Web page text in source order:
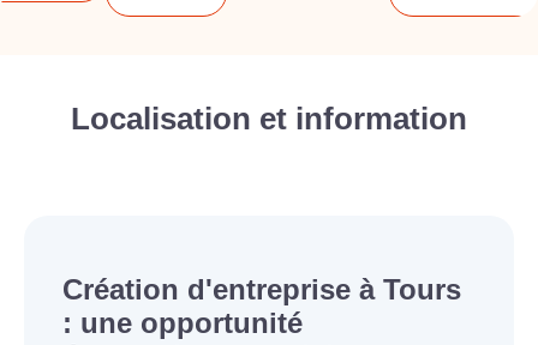
Localisation et information
Création d'entreprise à Tours
: une opportunité